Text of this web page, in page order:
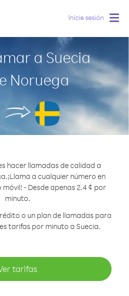
Inicie sesión
a Suecia
Noruega
hacer llamadas de calidad a
¡Llama a cualquier número en
- Desde apenas 2.4 ¢ por
minuto.
o un plan de llamadas para
tarifas por minuto a Suecia.
tarifas